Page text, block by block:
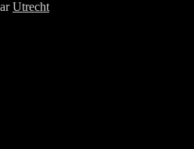
Utrecht